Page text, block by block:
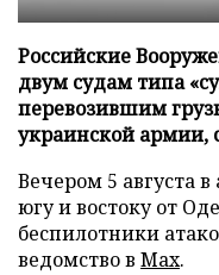
Российские
двум судам типа
перевозившим
украинской
Вечером 5 августа
югу и востоку от
беспилотники
ведомство в Max.